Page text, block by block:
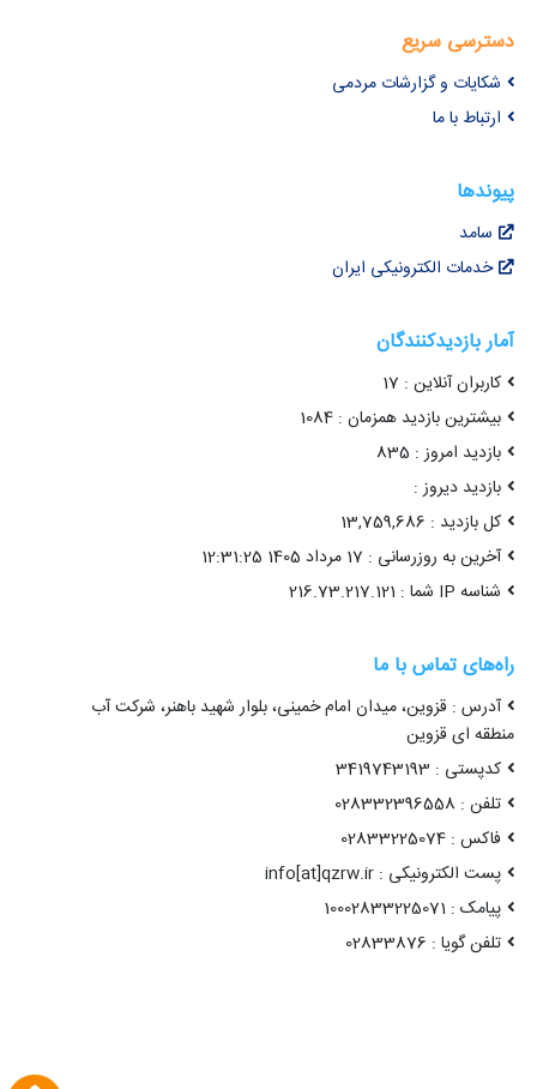
دسترسی سریع
شکایات و گزارشات مردمی
ارتباط با ما
پیوندها
سامد
خدمات الکترونیکی ایران
آمار بازدیدکنندگان
کاربران آنلاین : 17
بیشترین بازدید همزمان : 1084
بازدید امروز : 835
بازدید دیروز :
کل بازدید : 13,759,686
آخرین به روزرسانی : 17 مرداد 1405 12:31:25
شناسه IP شما : 216.73.217.121
راه‌های تماس با ما
آدرس : قزوین، میدان امام خمینی، بلوار شهید باهنر، شرکت آب
منطقه ای قزوین
کدپستی : 3419743193
تلفن : 028332396558
فاکس : 02833225074
پست الکترونیکی : info[at]qzrw.ir
پیامک : 10002833225071
تلفن گویا : 02833876